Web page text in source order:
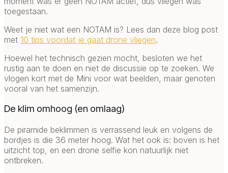
toegestaan.
Weet je niet wat een NOTAM is? Lees dan deze blog post
met 10 tips voordat je gaat drone vliegen.
Hoewel het technisch gezien mocht, besloten we het
rustig aan te doen en niet de discussie op te zoeken. We
vlogen kort met de Mini voor wat beelden, maar genoten
vooral van het samenzijn.
De klim omhoog (en omlaag)
De piramide beklimmen is verrassend leuk en volgens de
bordjes is die 36 meter hoog. Wat het ook is: boven is het
uitzicht top, en een drone selfie kon natuurlijk niet
ontbreken.